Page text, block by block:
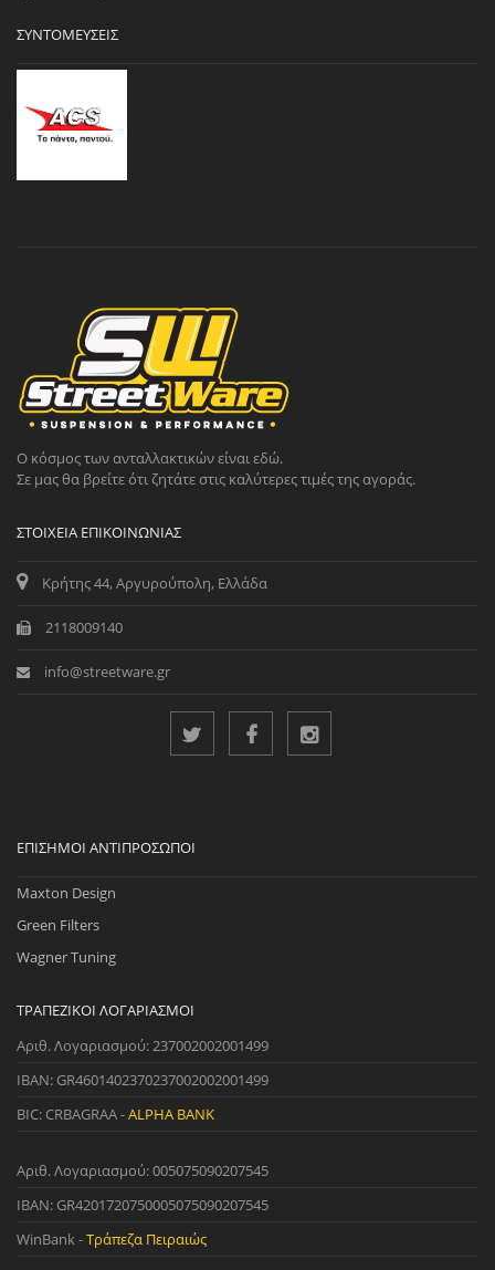
ΣΥΝΤΟΜΕΎΣΕΙΣ
Ο κόσμος των ανταλλακτικών είναι εδώ.
Σε μας θα βρείτε ότι ζητάτε στις καλύτερες τιμές της αγοράς.
ΣΤΟΙΧΕΊΑ ΕΠΙΚΟΙΝΩΝΊΑΣ
Κρήτης 44, Αργυρούπολη, Ελλάδα
2118009140
info@streetware.gr
ΕΠΊΣΗΜΟΙ ΑΝΤΙΠΡΌΣΩΠΟΙ
Maxton Design
Green Filters
Wagner Tuning
ΤΡΑΠΕΖΙΚΟΊ ΛΟΓΑΡΙΑΣΜΟΊ
Αριθ. Λογαριασμού: 237002002001499
IBAN: GR4601402370237002002001499
BIC: CRBAGRAA -ALPHA BANK
Αριθ. Λογαριασμού: 005075090207545
IBAN: GR4201720750005075090207545
WinBank -Τράπεζα Πειραιώς